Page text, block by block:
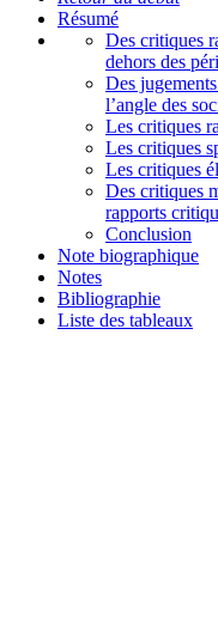
Résumé
Des critiques
dehors des
Des
l’angle des
Les critiques
Les critiques
Les critiques
Des critiques
rapports
Conclusion
Note biographique
Notes
Bibliographie
Liste des tableaux